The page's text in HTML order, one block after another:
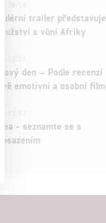
trailer představuje
s vůní Afriky
den – Podle recenzí
emotivní a osobní film
03:42
- seznamte se s